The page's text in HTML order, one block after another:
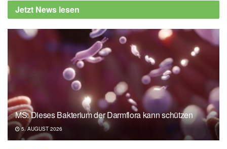
Jetzt News lesen
MS: Dieses Bakterium der Darmflora kann schützen
5. AUGUST 2026